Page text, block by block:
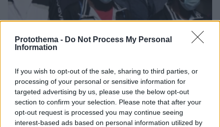
Protothema - Do Not Process My Personal
Information
If you wish to opt-out of the sale, sharing to third parties, or
processing of your personal or sensitive information for
targeted advertising by us, please use the below opt-out
section to confirm your selection. Please note that after your
opt-out request is processed you may continue seeing
interest-based ads based on personal information utilized by